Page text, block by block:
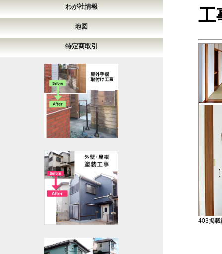
わが社情報
地図
特定商取引
工
403掲載